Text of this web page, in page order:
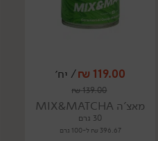
119.00
₪/ יח׳
139.00
₪
מאצ'ה MIX&MATCHA
30 גרם
396.67 ₪ ל-100 גרם